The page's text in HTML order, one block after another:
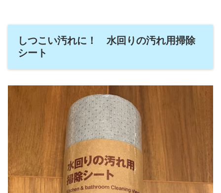
しつこい汚れに！ 水回りの汚れ用掃除
シート